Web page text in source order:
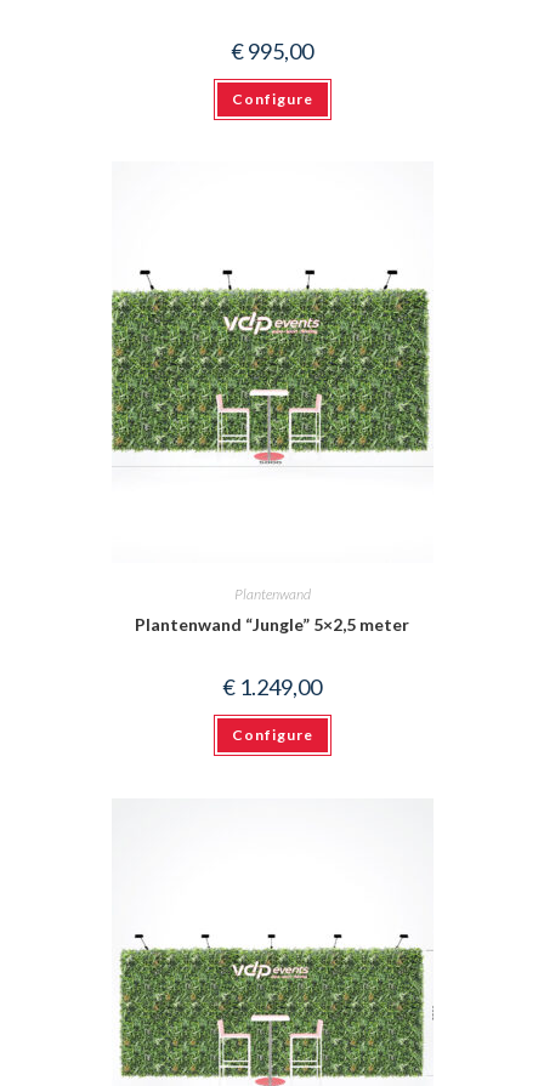
€995,00
Configure
Plantenwand
Plantenwand “Jungle” 5×2,5 meter
€ 1.249,00
Configure